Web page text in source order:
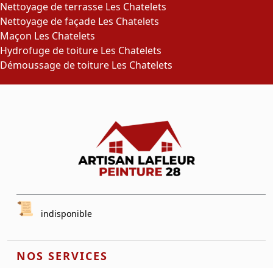
Nettoyage de terrasse Les Chatelets
Nettoyage de façade Les Chatelets
Maçon Les Chatelets
Hydrofuge de toiture Les Chatelets
Démoussage de toiture Les Chatelets
indisponible
NOS SERVICES